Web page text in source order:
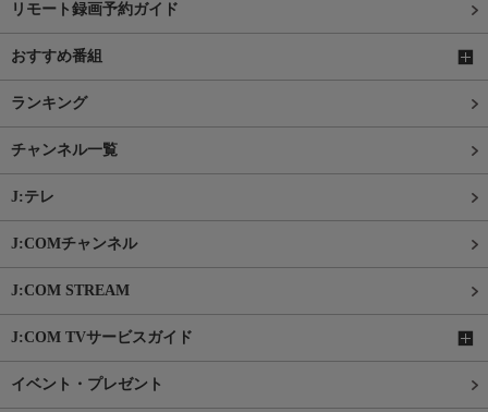
リモート録画予約ガイド
おすすめ番組
ランキング
チャンネル一覧
J:テレ
J:COMチャンネル
J:COM STREAM
J:COM TVサービスガイド
イベント・プレゼント